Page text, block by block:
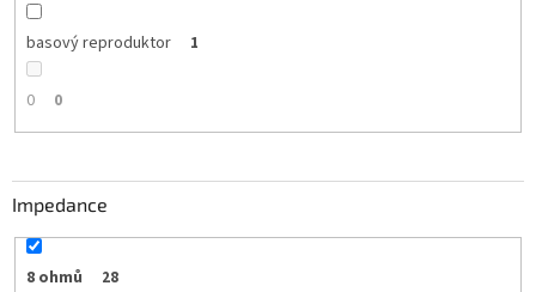
basový reproduktor 1
0 0
Impedance
8 ohmů 28